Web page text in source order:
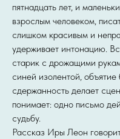
пятнадцать лет, и
взрослым человеком,
слишком красивым и
удерживает интонацию.
старик с дрожащими
синей изолентой,
сдержанность делает
понимает: одно письмо
судьбу.
Рассказ Иры Леон